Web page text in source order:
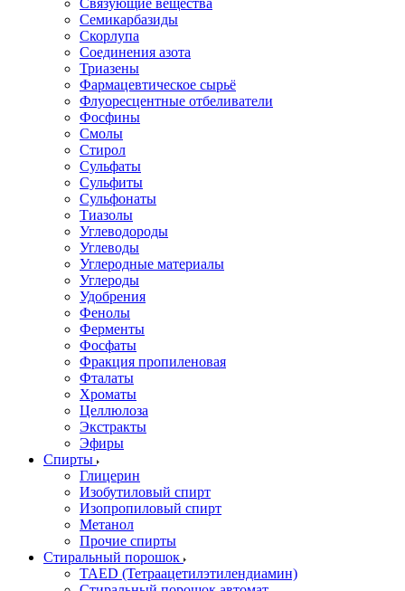
Связующие вещества
Семикарбазиды
Скорлупа
Соединения азота
Триазены
Фармацевтическое сырьё
Флуоресцентные отбеливатели
Фосфины
Смолы
Стирол
Сульфаты
Сульфиты
Сульфонаты
Тиазолы
Углеводороды
Углеводы
Углеродные материалы
Углероды
Удобрения
Фенолы
Ферменты
Фосфаты
Фракция пропиленовая
Фталаты
Хроматы
Целлюлоза
Экстракты
Эфиры
Спирты
Глицерин
Изобутиловый спирт
Изопропиловый спирт
Метанол
Прочие спирты
Стиральный порошок
TAED (Тетраацетилэтилендиамин)